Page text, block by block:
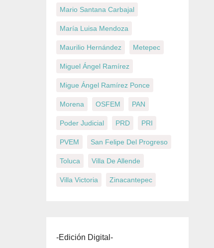
Mario Santana Carbajal
María Luisa Mendoza
Maurilio Hernández Metepec
Miguel Ángel Ramírez
Migue Ángel Ramírez Ponce
Morena OSFEM PAN
Poder Judicial PRD PRI
PVEM San Felipe Del Progreso
Toluca Villa De Allende
Villa Victoria Zinacantepec
-Edición Digital-